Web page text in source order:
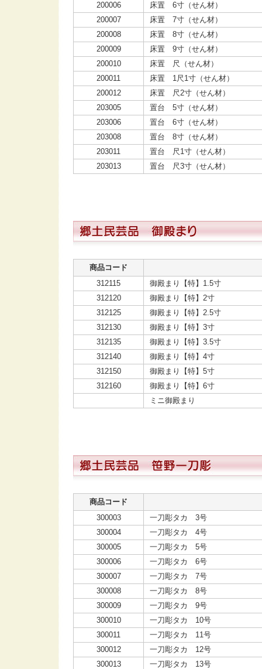
200006
床置 6寸（せん材）
200007
床置 7寸（せん材）
200008
床置 8寸（せん材）
200009
床置 9寸（せん材）
200010
床置 尺（せん材）
200011
床置 1尺1寸（せん材）
200012
床置 尺2寸（せん材）
203005
置台 5寸（せん材）
203006
置台 6寸（せん材）
203008
置台 8寸（せん材）
203011
置台 尺1寸（せん材）
203013
置台 尺3寸（せん材）
商品コード
312115
御殿まり【特】1.5寸
312120
御殿まり【特】2寸
312125
御殿まり【特】2.5寸
312130
御殿まり【特】3寸
312135
御殿まり【特】3.5寸
312140
御殿まり【特】4寸
312150
御殿まり【特】5寸
312160
御殿まり【特】6寸
ミニ御殿まり
商品コード
300003
一刀彫タカ 3号
300004
一刀彫タカ 4号
300005
一刀彫タカ 5号
300006
一刀彫タカ 6号
300007
一刀彫タカ 7号
300008
一刀彫タカ 8号
300009
一刀彫タカ 9号
300010
一刀彫タカ 10号
300011
一刀彫タカ 11号
300012
一刀彫タカ 12号
300013
一刀彫タカ 13号